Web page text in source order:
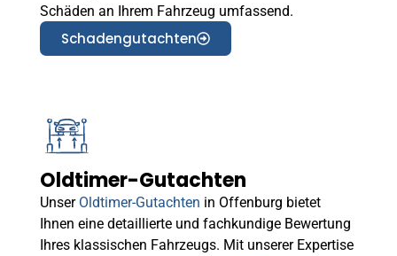
Schäden an Ihrem Fahrzeug umfassend.
Schadengutachten
Oldtimer-Gutachten
Unser Oldtimer-Gutachten in Offenburg bietet
Ihnen eine detaillierte und fachkundige Bewertung
Ihres klassischen Fahrzeugs. Mit unserer Expertise